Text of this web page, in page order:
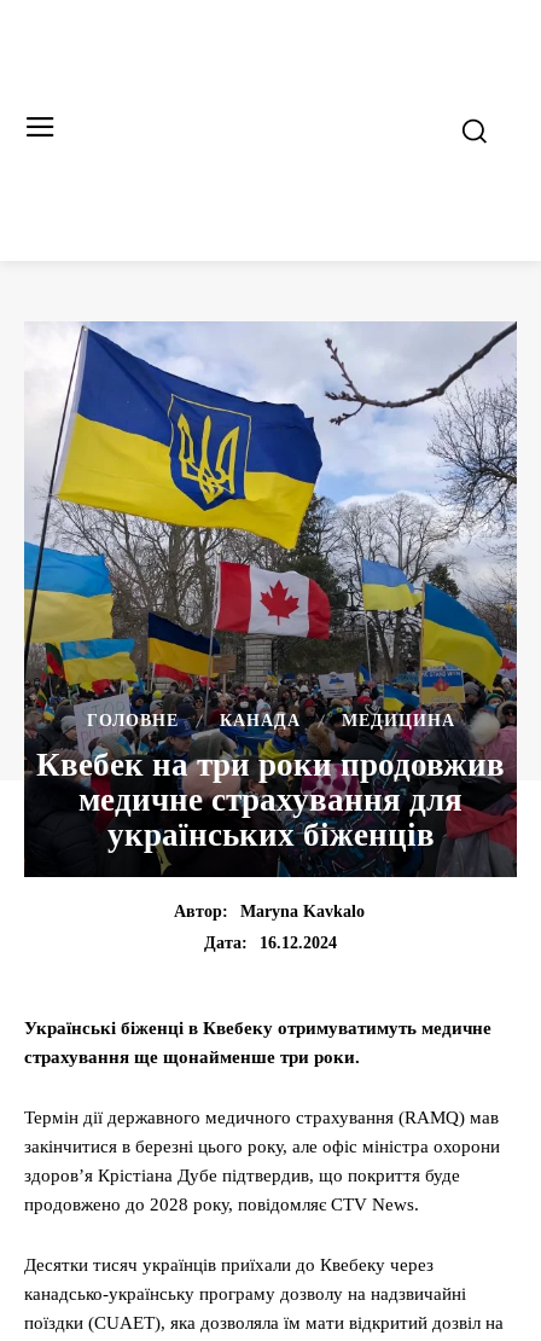
ГОЛОВНЕ КАНАДА МЕДИЦИНА
Квебек на три роки продовжив
медичне страхування для
українських біженців
Автор:
Maryna Kavkalo
Дата:
16.12.2024
Українські біженці в Квебеку отримуватимуть медичне
страхування ще щонайменше три роки.
Термін дії державного медичного страхування (RAMQ) мав
закінчитися в березні цього року, але офіс міністра охорони
здоров’я Крістіана Дубе підтвердив, що покриття буде
продовжено до 2028 року, повідомляє CTV News.
Десятки тисяч українців приїхали до Квебеку через
канадсько-українську програму дозволу на надзвичайні
поїздки (CUAET), яка дозволяла їм мати відкритий дозвіл на